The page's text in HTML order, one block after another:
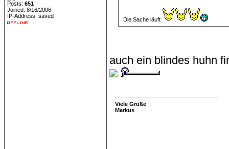
Posts: 651
Joined: 8/16/2006
IP-Address: saved
Die Sache läuft
auch ein blindes huhn
Viele Grüße
Markus